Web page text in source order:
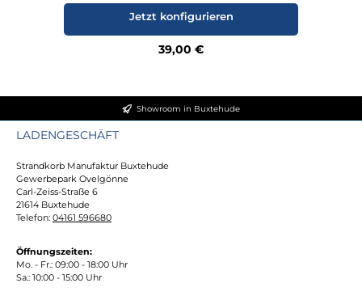
Regulärer Preis:
39,00 €
Jetzt konfigurieren
Showroom in Buxtehude
LADENGESCHÄFT
Strandkorb Manufaktur Buxtehude
Gewerbepark Ovelgönne
Carl-Zeiss-Straße 6
21614 Buxtehude
Telefon: 04161 596680
Öffnungszeiten:
Mo. - Fr.: 09:00 - 18:00 Uhr
Sa.: 10:00 - 15:00 Uhr